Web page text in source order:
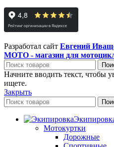
Разработал сайт Евгений
МОТО - магазин для
Начните вводить текст, чтобы
ищете.
Закрыть
Мотокуртки
Дорожные